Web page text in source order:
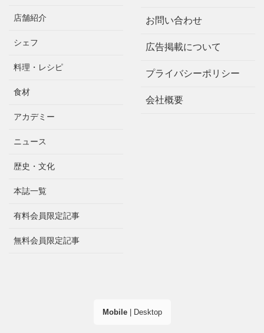
店舗紹介
シェフ
料理・レシピ
食材
アカデミー
ニュース
歴史・文化
本誌一覧
有料会員限定記事
無料会員限定記事
お問い合わせ
広告掲載について
プライバシーポリシー
会社概要
Mobile| Desktop